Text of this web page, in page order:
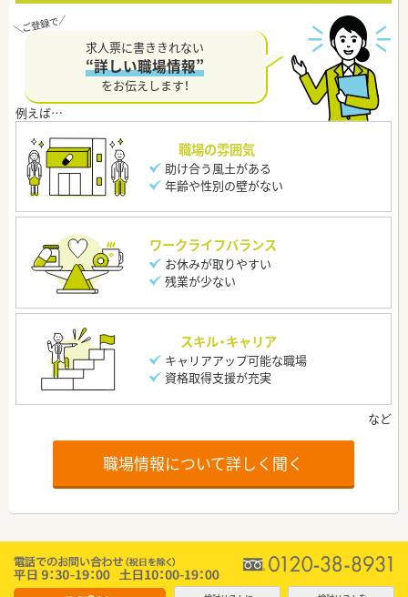
求人票に書ききれない
“詳しい職場情報”
をお伝えします！
職場の雰囲気
助け合う風土がある
年齢や性別の壁がない
ワークライフバランス
お休みが取りやすい
残業が少ない
スキル・キャリア
キャリアアップ可能な職場
資格取得支援が充実
職場情報について詳しく聞く